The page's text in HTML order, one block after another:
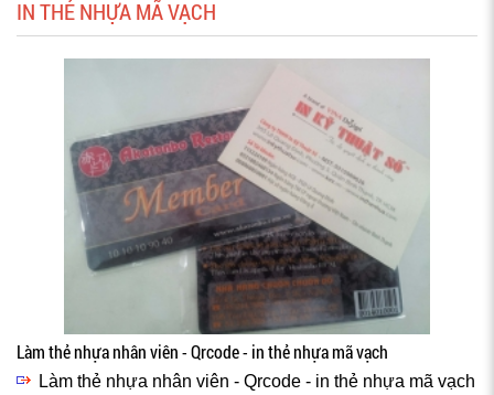
IN THẺ NHỰA MÃ VẠCH
Làm thẻ nhựa nhân viên - Qrcode - in thẻ nhựa mã vạch
Làm thẻ nhựa nhân viên - Qrcode - in thẻ nhựa mã vạch